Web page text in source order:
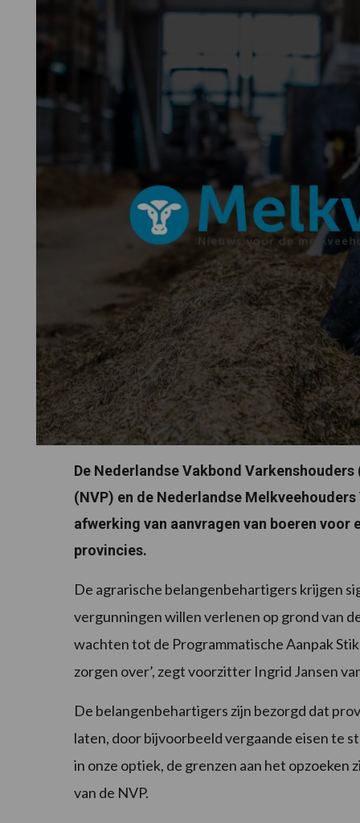
De Nederlandse Vakbond
(NVP) en de Nederlandse
afwerking van aanvragen van boeren
provincies.
De agrarische belangenbehartigers krijgen
vergunningen willen verlenen op grond van
wachten tot de Programmatische Aanpak
zorgen over’, zegt voorzitter Ingrid Jansen
De belangenbehartigers zijn bezorgd dat
laten, door bijvoorbeeld vergaande eisen te
in onze optiek, de grenzen aan het opzoeken
van de NVP.